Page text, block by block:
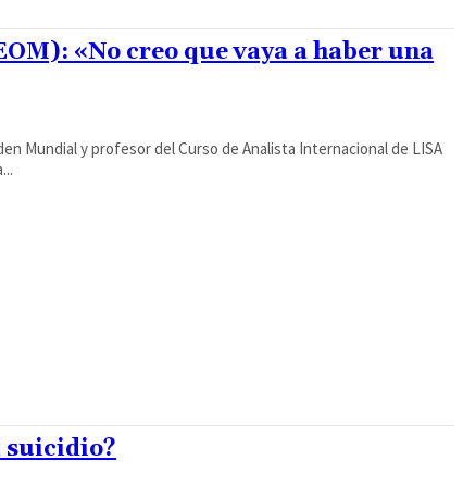
«No creo que vaya a haber una
Mundial y profesor del Curso de Analista Internacional de LISA
suicidio?